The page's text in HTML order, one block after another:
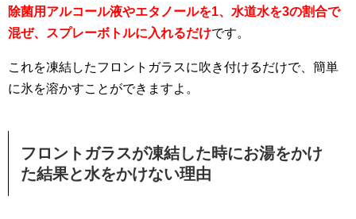
除菌用アルコール液やエタノールを1、水道水を3の割合で
混ぜ、スプレーボトルに入れるだけです。
これを凍結したフロントガラスに吹き付けるだけで、簡単
に氷を溶かすことができますよ。
フロントガラスが凍結した時にお湯をかけ
た結果と水をかけない理由